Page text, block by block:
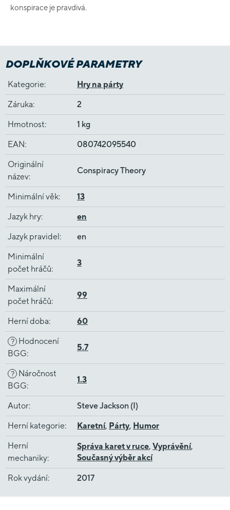
konspirace je pravdivá.
DOPLŇKOVÉ PARAMETRY
Kategorie: Hry na párty
Záruka: 2
Hmotnost: 1 kg
EAN: 080742095540
Originální
název:
Conspiracy Theory
Minimální věk: 13
Jazyk hry: en
Jazyk pravidel: en
Minimální
počet hráčů:
3
Maximální
počet hráčů:
99
Herní doba: 60
? Hodnocení
BGG:
5.7
? Náročnost
BGG:
1.3
Autor: Steve Jackson (I)
Herní kategorie: Karetní, Párty, Humor
Herní
mechaniky:
Správa karet v ruce, Vyprávění,
Současný výběr akcí
Rok vydání: 2017